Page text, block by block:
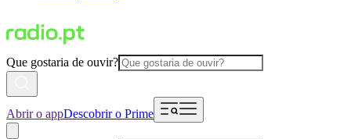
Que gostaria de ouvir?
Abrir o appDescobrir o Prime